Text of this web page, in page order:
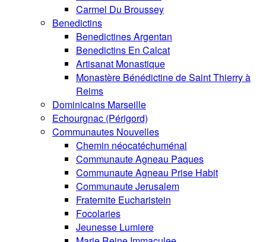
Carmel Du Broussey
Benedictins
Benedictines Argentan
Benedictins En Calcat
Artisanat Monastique
Monastère Bénédictine de Saint Thierry à
Reims
Dominicains Marseille
Echourgnac (Périgord)
Communautes Nouvelles
Chemin néocatéchuménal
Communaute Agneau Paques
Communaute Agneau Prise Habit
Communaute Jerusalem
Fraternite Eucharistein
Focolaries
Jeunesse Lumiere